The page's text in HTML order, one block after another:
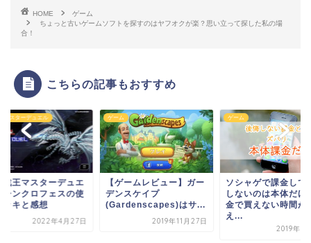
HOME
ゲーム
ちょっと古いゲームソフトを探すのはヤフオクが楽？思い立って探した私の場
合！
こちらの記事もおすすめ
ームレビュー】ガー
スケイプ
はサ...
2019年11月27日
ゲーム
ソシャゲで課金して後悔
しないのは本体だけ？お
金で買えない時間が増
遊戯王マスターデュエル
【遊戯王マスターデ
ル】シンクロフェス
用デッキと感想